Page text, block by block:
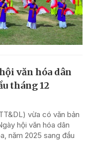
văn hóa dân
tháng 12
vừa có văn bản
hội văn hóa dân
năm 2025 sang đầu